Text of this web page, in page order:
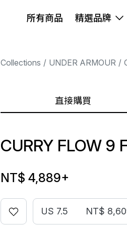
所有商品 精選品牌
Collections UNDER ARMOUR
直接購買
CURRY FLOW 9
NT$ 4,889+
US 7.5 NT$